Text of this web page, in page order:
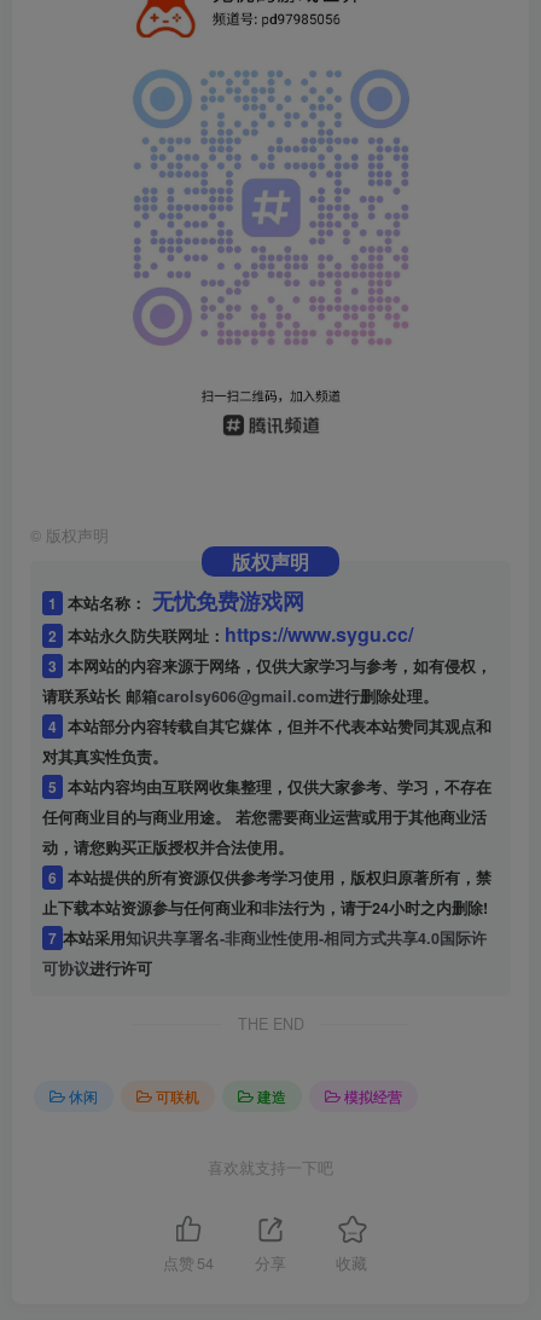
© 版权声明
版权声明
1 本站名称： 无忧免费游戏网
2 本站永久防失联网址： https://www.sygu.cc/
3 本网站的内容来源于网络，仅供大家学习与参考，如有侵权，
请联系站长 邮箱carolsy606@gmail.com进行删除处理。
4 本站部分内容转载自其它媒体，但并不代表本站赞同其观点和
对其真实性负责。
5
任何商业目的与商业用途。 若您需要商业运营或用于其他商业活
动，请您购买正版授权并合法使用。
6 本站提供的所有资源仅供参考学习使用，版权归原著所有，禁
止下载本站资源参与任何商业和非法行为，请于24小时之内删除!
7 本站采用知识共享署名-非商业性使用-相同方式共享4.0国际许
可协议进行许可
THE END
休闲 可联机 建造 模拟经营
喜欢就支持一下吧
点赞 54 分享 收藏